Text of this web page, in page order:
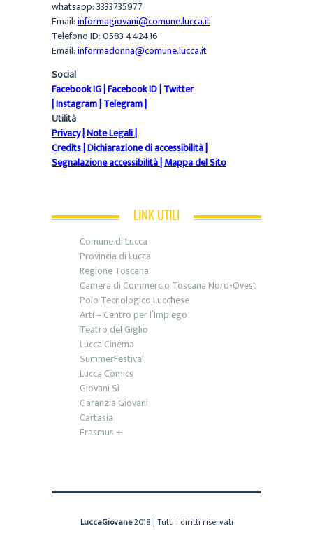
whatsapp: 3333735977
Email:informagiovani@comune.lucca.it
Telefono ID: 0583 442416
Email:informadonna@comune.lucca.it
Social
Facebook IG|Facebook ID|Twitter
|Instagram|Telegram|
Utilità
Privacy|Note Legali|
Credits|Dichiarazione di accessibilità|
Segnalazione accessibilità|Mappa del Sito
LINK UTILI
Comune di Lucca
Provincia di Lucca
Regione Toscana
Camera di Commercio Toscana Nord-Ovest
Polo Tecnologico Lucchese
Arti – Centro per l’Impiego
Teatro del Giglio
Lucca Cinema
SummerFestival
Lucca Comics
Giovani Sì
Garanzia Giovani
Cartasia
Erasmus +
LuccaGiovane2018 | Tutti i diritti riservati